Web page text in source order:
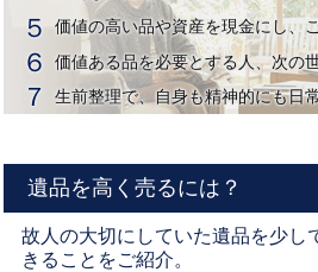
価値の高い品や資産を現金にし、
価値ある品を必要とする人、次の
生前整理で、自身も精神的にも日
遺品を高く売るには？
故人の大切にしていた遺品を少し
きることをご紹介。